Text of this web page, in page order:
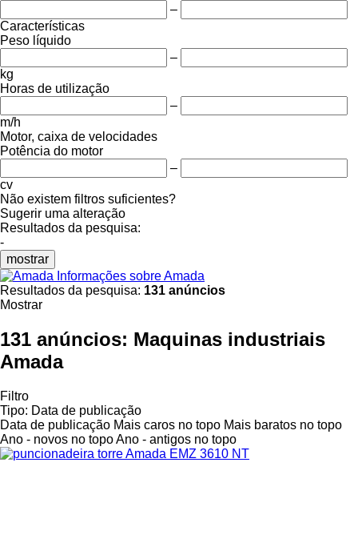
–
Características
Peso líquido
–
kg
Horas de utilização
–
m/h
Motor, caixa de velocidades
Potência do motor
–
cv
Não existem filtros suficientes?
Sugerir uma alteração
Resultados da pesquisa:
-
mostrar
Informações sobre Amada
Resultados da pesquisa: 131 anúncios
Mostrar
131 anúncios: Maquinas industriais
Amada
Filtro
Tipo: Data de publicação
Data de publicação Mais caros no topo Mais baratos no topo
Ano - novos no topoAno - antigos no topo